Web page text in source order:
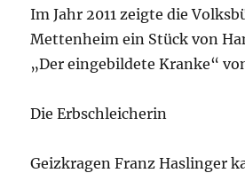
Im Jahr 2011 zeigte die
Mettenheim ein Stück von
„Der eingebildete Kranke“
Die Erbschleicherin
Geizkragen Franz Haslinger